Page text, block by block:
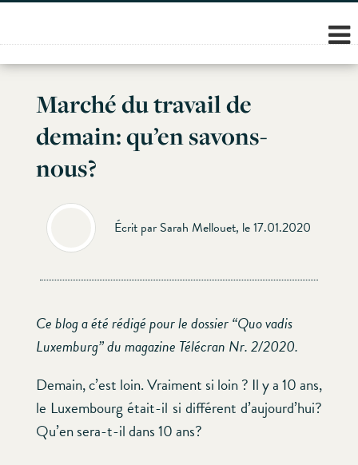
Skip
content
Marché du travail de
demain: qu’en savons-
nous?
Écrit par Sarah Mellouet, le 17.01.2020
Ce blog a été rédigé pour le dossier “Quo vadis
Luxemburg” du magazine Télécran Nr. 2/2020.
Demain, c’est loin. Vraiment si loin ? Il y a 10 ans,
le Luxembourg était-il si différent d’aujourd’hui?
Qu’en sera-t-il dans 10 ans?